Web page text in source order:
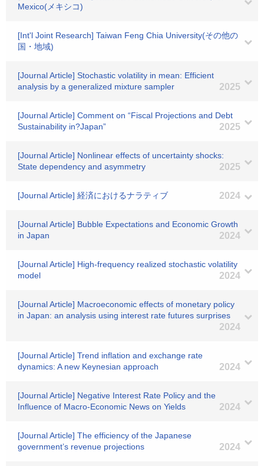
Mexico(メキシコ)
[Int'l Joint Research] Taiwan Feng Chia University(その他の
国・地域)
[Journal Article] Stochastic volatility in mean: Efficient
analysis by a generalized mixture sampler
2025
[Journal Article] Comment on “Fiscal Projections and Debt
Sustainability in?Japan”
2025
[Journal Article] Nonlinear effects of uncertainty shocks:
State dependency and asymmetry
2025
[Journal Article] 経済におけるナラティブ 2024
[Journal Article] Bubble Expectations and Economic Growth
in Japan
2024
[Journal Article] High-frequency realized stochastic volatility
model
2024
[Journal Article] Macroeconomic effects of monetary policy
in Japan: an analysis using interest rate futures surprises
2024
[Journal Article] Trend inflation and exchange rate
dynamics: A new Keynesian approach
2024
[Journal Article] Negative Interest Rate Policy and the
Influence of Macro‐Economic News on Yields
2024
[Journal Article] The efficiency of the Japanese
government’s revenue projections
2024